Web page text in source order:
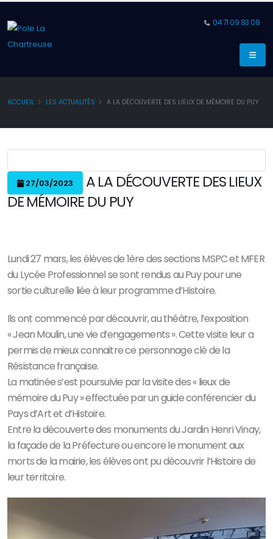
04 71 09 83 09
ACCUEIL LES ACTUALITÉS A LA DÉCOUVERTE DES LIEUX DE MÉMOIRE DU PUY
27/03/2023
A LA DÉCOUVERTE DES LIEUX
DE MÉMOIRE DU PUY
Lundi 27 mars, les élèves de 1ère des sections MSPC et MFER
du Lycée Professionnel se sont rendus au Puy pour une
sortie culturelle liée à leur programme d’Histoire.
Ils ont commencé par découvrir, au théâtre, l’exposition
« Jean Moulin, une vie d’engagements ». Cette visite leur a
permis de mieux connaitre ce personnage clé de la
Résistance française.
La matinée s’est poursuivie par la visite des « lieux de
mémoire du Puy » effectuée par un guide conférencier du
Pays d’Art et d’Histoire.
Entre la découverte des monuments du Jardin Henri Vinay,
la façade de la Préfecture ou encore le monument aux
morts de la mairie, les élèves ont pu découvrir l’Histoire de
leur territoire.